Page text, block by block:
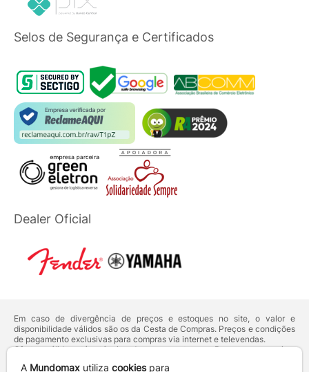
Selos de Segurança e Certificados
Dealer Oficial
Em caso de divergência de preços e estoques no site, o valor e
disponibilidade válidos são os da Cesta de Compras. Preços e condições
de pagamento exclusivas para compras via internet e televendas.
Ofertas válidas até o término de nossos estoques. Para compras acima
A Mundomax utiliza cookiespara